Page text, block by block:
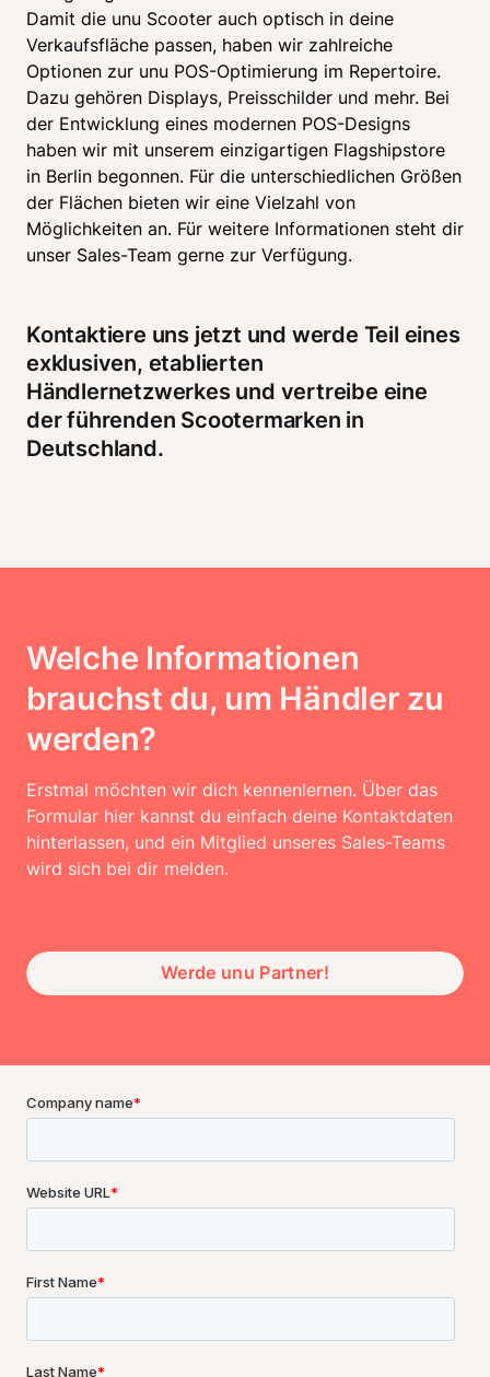
Damit die unu Scooter auch optisch in deine
Verkaufsfläche passen, haben wir zahlreiche
Optionen zur unu POS-Optimierung im Repertoire.
Dazu gehören Displays, Preisschilder und mehr. Bei
der Entwicklung eines modernen POS-Designs
haben wir mit unserem einzigartigen Flagshipstore
in Berlin begonnen. Für die unterschiedlichen Größen
der Flächen bieten wir eine Vielzahl von
Möglichkeiten an. Für weitere Informationen steht dir
unser Sales-Team gerne zur Verfügung.
Kontaktiere uns jetzt und werde Teil eines
exklusiven, etablierten
Händlernetzwerkes und vertreibe eine
der führenden Scootermarken in
Deutschland.
Welche Informationen
brauchst du, um Händler zu
werden?
Erstmal möchten wir dich kennenlernen. Über das
Formular hier kannst du einfach deine Kontaktdaten
hinterlassen, und ein Mitglied unseres Sales-Teams
wird sich bei dir melden.
Werde unu Partner!